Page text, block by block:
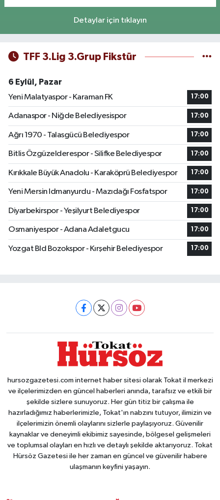
Detaylar için tıklayın
TFF 3.Lig 3.Grup Fikstür
6 Eylül, Pazar
Yeni Malatyaspor - Karaman FK
17:00
Adanaspor - Niğde Belediyesispor 17:00
Ağrı 1970 - Talasgücü Belediyespor 17:00
Bitlis Özgüzelderespor - Silifke Belediyespor 17:00
Kırıkkale Büyük Anadolu - Karaköprü Belediyespor 17:00
Yeni Mersin Idmanyurdu - Mazıdağı Fosfatspor 17:00
Diyarbekirspor - Yeşilyurt Belediyespor 17:00
Osmaniyespor - Adana Adaletgucu 17:00
Yozgat Bld Bozokspor - Kırşehir Belediyespor 17:00
hursozgazetesi.com internet haber sitesi olarak Tokat il merkezi
ve ilçelerimizden en güncel haberleri anında, tarafsız ve etkili bir
şekilde sizlere sunuyoruz. Her gün titiz bir çalışma ile
hazırladığımız haberlerimizle, Tokat'ın nabzını tutuyor, ilimizin ve
ilçelerimizin önemli olaylarını sizlerle paylaşıyoruz. Güvenilir
kaynaklar ve deneyimli ekibimiz sayesinde, bölgesel gelişmeleri
ve toplumsal olayları en hızlı ve detaylı şekilde aktarıyoruz. Tokat
Hürsöz Gazetesi ile her zaman en güncel ve güvenilir habere
ulaşmanın keyfini yaşayın.